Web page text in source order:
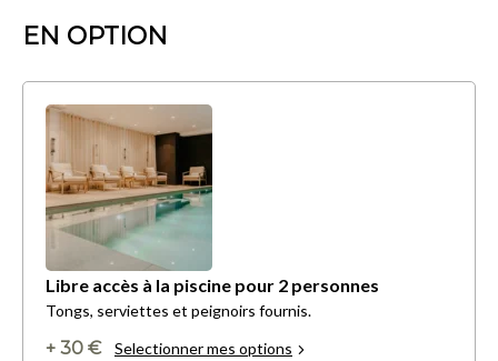
EN OPTION
Libre accès à la piscine pour 2 personnes
Tongs, serviettes et peignoirs fournis.
+ 30 € Selectionner mes options